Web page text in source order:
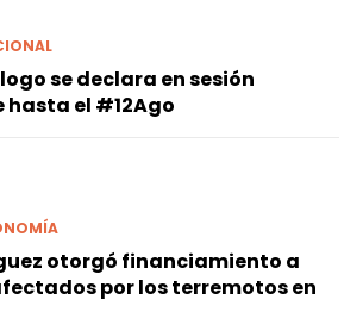
se declara en sesión
hasta el #12Ago
otorgó financiamiento a
por los terremotos en